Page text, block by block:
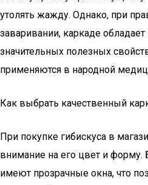
утолять жажду. Однако, при
заваривании, каркаде
значительных полезных
применяются в народной
Как выбрать качественный
При покупке гибискуса в
внимание на его цвет и
имеют прозрачные окна, что